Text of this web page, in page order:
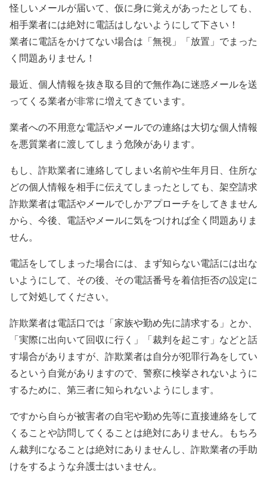
怪しいメールが届いて、仮に身に覚えがあったとしても、
相手業者には絶対に電話はしないようにして下さい！
業者に電話をかけてない場合は「無視」「放置」でまった
く問題ありません！
最近、個人情報を抜き取る目的で無作為に迷惑メールを送
ってくる業者が非常に増えてきています。
業者への不用意な電話やメールでの連絡は大切な個人情報
を悪質業者に渡してしまう危険があります。
もし、詐欺業者に連絡してしまい名前や生年月日、住所な
どの個人情報を相手に伝えてしまったとしても、架空請求
詐欺業者は電話やメールでしかアプローチをしてきません
から、今後、電話やメールに気をつければ全く問題ありま
せん。
電話をしてしまった場合には、まず知らない電話には出な
いようにして、その後、その電話番号を着信拒否の設定に
して対処してください。
詐欺業者は電話口では「家族や勤め先に請求する」とか、
「実際に出向いて回収に行く」「裁判を起こす」などと話
す場合がありますが、詐欺業者は自分が犯罪行為をしてい
るという自覚がありますので、警察に検挙されないように
するために、第三者に知られないようにします。
ですから自らが被害者の自宅や勤め先等に直接連絡をして
くることや訪問してくることは絶対にありません。もちろ
ん裁判になることは絶対にありませんし、詐欺業者の手助
けをするような弁護士はいません。